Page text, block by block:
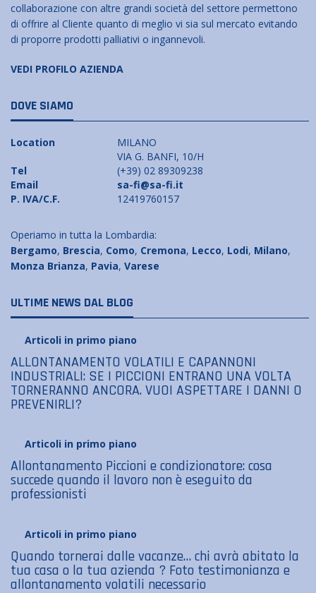
collaborazione con altre grandi società del settore permettono
di offrire al Cliente quanto di meglio vi sia sul mercato evitando
di proporre prodotti palliativi o ingannevoli.
VEDI PROFILO AZIENDA
DOVE SIAMO
Location
MILANO
VIA G. BANFI, 10/H
Tel
(+39) 02 89309238
Email
sa-fi@sa-fi.it
P. IVA/C.F.
12419760157
Operiamo in tutta la Lombardia:
Bergamo, Brescia, Como, Cremona, Lecco, Lodi, Milano,
Monza Brianza, Pavia, Varese
ULTIME NEWS DAL BLOG
Articoli in primo piano
ALLONTANAMENTO VOLATILI E CAPANNONI
INDUSTRIALI: SE I PICCIONI ENTRANO UNA VOLTA
TORNERANNO ANCORA. VUOI ASPETTARE I DANNI O
PREVENIRLI?
Articoli in primo piano
Allontanamento Piccioni e condizionatore: cosa
succede quando il lavoro non è eseguito da
professionisti
Articoli in primo piano
Quando tornerai dalle vacanze… chi avrà abitato la
tua casa o la tua azienda ? Foto testimonianza e
allontanamento volatili necessario